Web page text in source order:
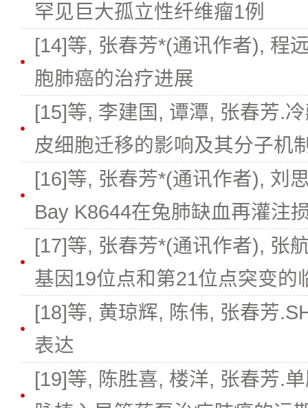
罕见巨大孤立性纤维瘤1例
[14]等, 张春芳*(通讯作者), 程
胞肺癌的治疗进展
[15]等, 李建国, 谭潭, 张春芳.
皮细胞迁移的影响及其分子机
[16]等, 张春芳*(通讯作者), 刘
Bay K8644在兔肺缺血再灌注
[17]等, 张春芳*(通讯作者), 张
基因19位点和第21位点突变的
[18]等, 黄琼辉, 陈伟, 张春芳
表达
[19]等, 陈胜喜, 楼洋, 张春芳.